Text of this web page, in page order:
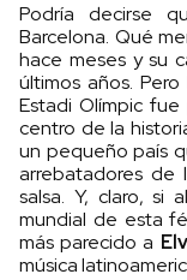
Podría decirse
Barcelona. Qué
hace meses y su
últimos años.
Estadi Olímpic
centro de la
un pequeño país
arrebatadores de
salsa. Y, claro, si
mundial de esta
más parecido a
música